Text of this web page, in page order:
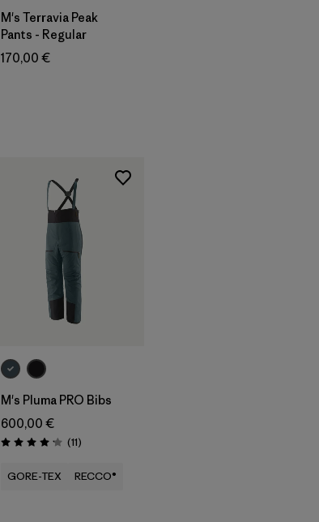
M's Terravia Peak
Pants - Regular
170,00 €
M's Pluma PRO Bibs
600,00 €
Évaluation: 4.2 / 5
(11Avis
)
GORE-TEX RECCO®